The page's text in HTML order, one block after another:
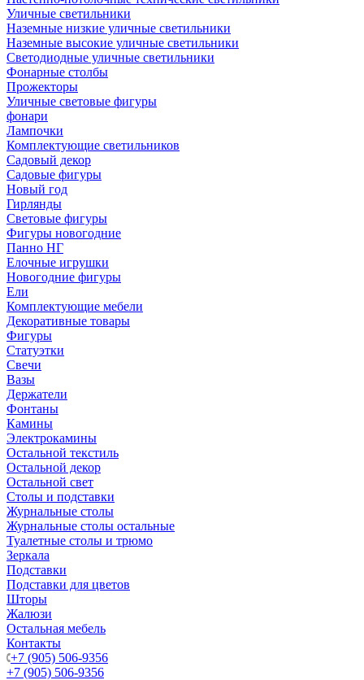
Уличные светильники
Наземные низкие уличные светильники
Наземные высокие уличные светильники
Светодиодные уличные светильники
Фонарные столбы
Прожекторы
Уличные световые фигуры
фонари
Лампочки
Комплектующие светильников
Садовый декор
Садовые фигуры
Новый год
Гирлянды
Световые фигуры
Фигуры новогодние
Панно НГ
Елочные игрушки
Новогодние фигуры
Ели
Комплектующие мебели
Декоративные товары
Фигуры
Статуэтки
Свечи
Вазы
Держатели
Фонтаны
Камины
Электрокамины
Остальной текстиль
Остальной декор
Остальной свет
Столы и подставки
Журнальные столы
Журнальные столы остальные
Туалетные столы и трюмо
Зеркала
Подставки
Подставки для цветов
Шторы
Жалюзи
Остальная мебель
Контакты
+7 (905) 506-9356
+7 (905) 506-9356